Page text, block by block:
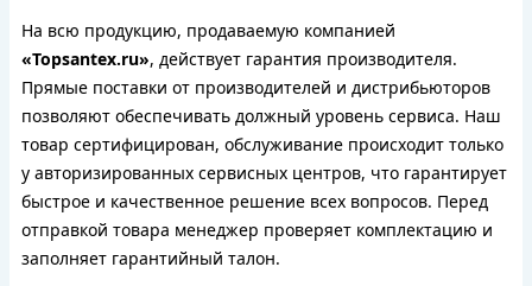
На всю продукцию, продаваемую компанией
«Topsantex.ru», действует гарантия производителя.
Прямые поставки от производителей и дистрибьюторов
позволяют обеспечивать должный уровень сервиса. Наш
товар сертифицирован, обслуживание происходит только
у авторизированных сервисных центров, что гарантирует
быстрое и качественное решение всех вопросов. Перед
отправкой товара менеджер проверяет комплектацию и
заполняет гарантийный талон.